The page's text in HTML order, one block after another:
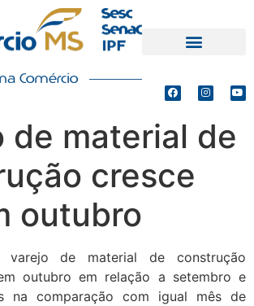
de material de
cresce
outubro
de material de construção
outubro em relação a setembro e
na comparação com igual mês de